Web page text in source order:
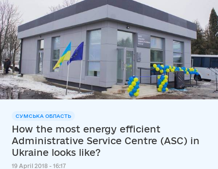
СУМСЬКА ОБЛАСТЬ
How the most energy efficient
Administrative Service Centre (ASC) in
Ukraine looks like?
19 April 2018 - 16:17